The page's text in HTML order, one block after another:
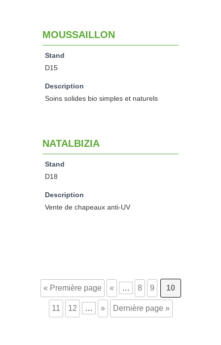
MOUSSAILLON
Stand
D15
Description
Soins solides bio simples et naturels
NATALBIZIA
Stand
D18
Description
Vente de chapeaux anti-UV
« Première page « … 8 9 10
11 12 … » Dernière page »